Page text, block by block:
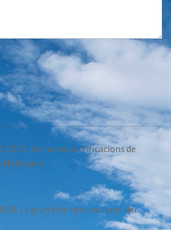
EXC3, les noves certificacions de
Metalaym
La gran fira internacional del